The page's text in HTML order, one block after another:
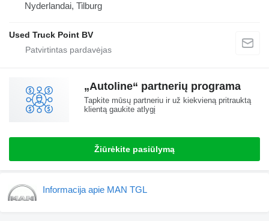
Nyderlandai, Tilburg
Used Truck Point BV
„Autoline“ partnerių programa
Tapkite mūsų partneriu ir už kiekvieną pritrauktą
klientą gaukite atlygį
Žiūrėkite pasiūlymą
Informacija apie MAN TGL